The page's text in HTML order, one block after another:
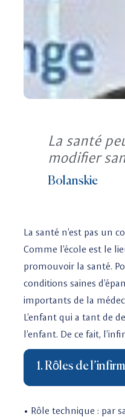
La santé
modifier
Bolanskie
La santé n’est pas un
Comme l’école est le
promouvoir la santé.
conditions saines
importants de la
L’enfant qui a tant de
l’enfant. De ce fait,
1. Rôles de
• Rôle technique : par